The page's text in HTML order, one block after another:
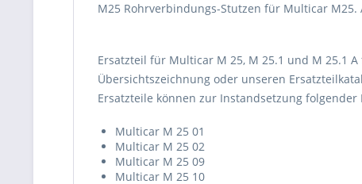
M25 Rohrverbindungs-Stutzen für Multicar M25.
Ersatzteil für Multicar M 25, M 25.1 und M 25.1
Übersichtszeichnung oder unseren
Ersatzteile können zur Instandsetzung
Multicar M 25 01
Multicar M 25 02
Multicar M 25 09
Multicar M 25 10